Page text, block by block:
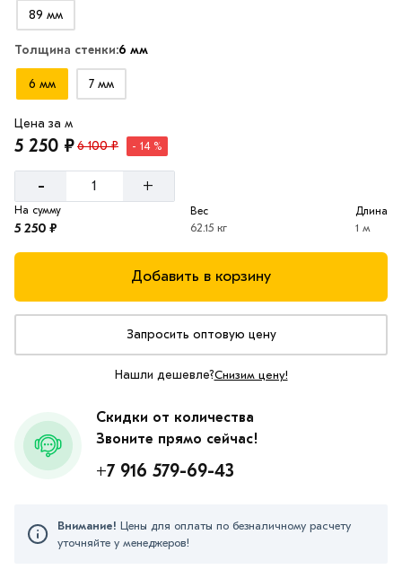
89 мм
Толщина стенки:6 мм
6 мм 7 мм
Цена за м
5 250 ₽6 100 ₽ - 14 %
- +
На сумму
5 250 ₽
Вес
62.15 кг
Длина
1 м
Добавить в корзину
Запросить оптовую цену
Нашли дешевле?Снизим цену!
Скидки от количества
Звоните прямо сейчас!
+7 916 579-69-43
Внимание! Цены для оплаты по безналичному расчету
уточняйте у менеджеров!